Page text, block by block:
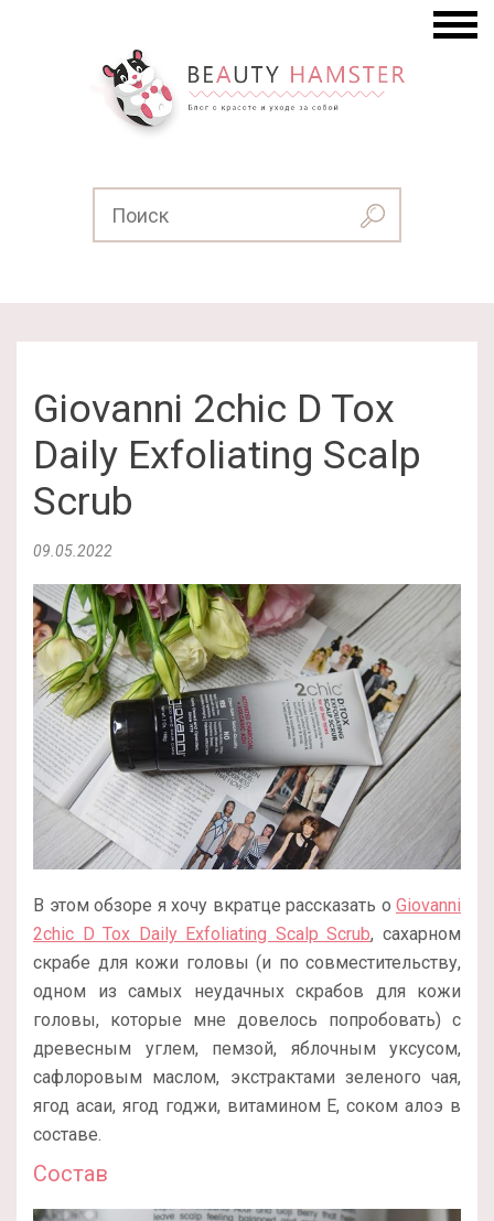
Giovanni 2chic D Tox
Daily Exfoliating Scalp
Scrub
09.05.2022
В этом обзоре я хочу вкратце рассказать о Giovanni
2chic D Tox Daily Exfoliating Scalp Scrub, сахарном
скрабе для кожи головы (и по совместительству,
одном из самых неудачных скрабов для кожи
головы, которые мне довелось попробовать) с
древесным углем, пемзой, яблочным уксусом,
сафлоровым маслом, экстрактами зеленого чая,
ягод асаи, ягод годжи, витамином Е, соком алоэ в
составе.
Состав